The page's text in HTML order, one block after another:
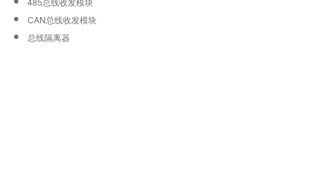
CAN总线收发模块
总线隔离器